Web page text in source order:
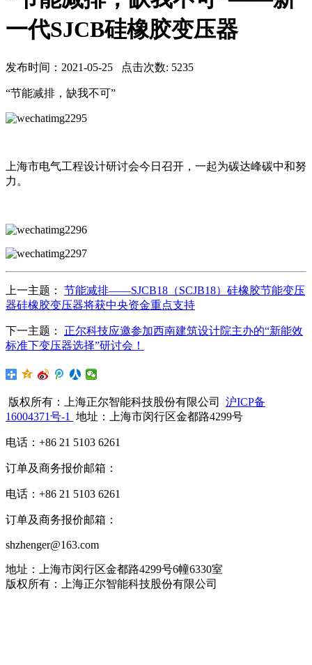
一代SJCB硅橡胶变压器
发布时间：2021-05-25 点击次数: 5235
“节能减排，缺我不可”
上海市电气工程设计研讨会今日召开，一起为碳达峰碳中和努
力。
上一主题： 节能减排——SJCB18（SCJB18）硅橡胶节能变压
器硅橡胶变压器将获中央资金重点支持
下一主题： 正尔科技应邀参加西南建筑设计院主办的“新能效
标准下变压器选择”研讨会！
版权所有：上海正尔智能科技股份有限公司 沪ICP备
16004371号-1
地址：上海市闵行区金都路4299号
电话：+86 21 5103 6261
订单及商务报价邮箱：
电话：+86 21 5103 6261
订单及商务报价邮箱：
shzhenger@163.com
地址：上海市闵行区金都路4299号6幢6330室
版权所有：上海正尔智能科技股份有限公司